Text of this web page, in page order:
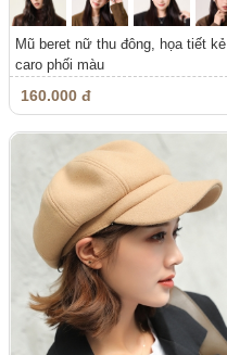
Mũ beret nữ thu đông, họa tiết kẻ
caro phối màu
160.000 đ